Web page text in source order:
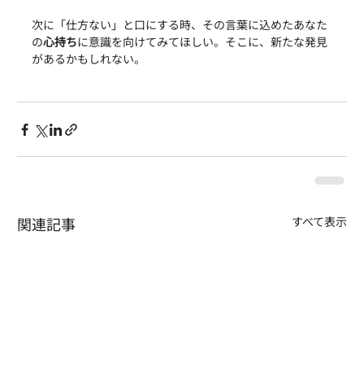
次に「仕方ない」と口にする時、その言葉に込めたあなた
の心持ちに意識を向けてみてほしい。そこに、新たな発見
があるかもしれない。
関連記事 すべて表示